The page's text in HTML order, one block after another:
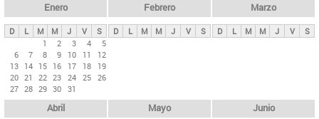
ds
p
n
Enero
D L M M J V
S
1
2 3 4
5
6
7 8 9 10 11
12
13 14 15 16 17 18
19
20 21 22 23 24 25 26
27 28 29 30 31
Febrero
D L M M J V S
Marzo
D L M M J V S
Abril Mayo Junio